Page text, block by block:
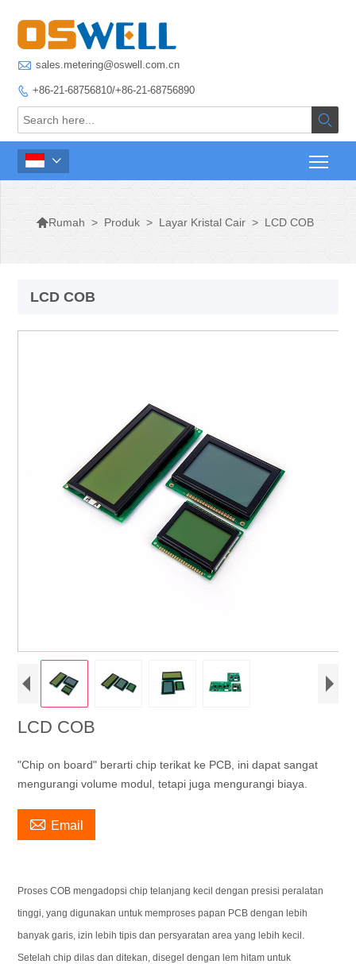
 sales.metering@oswell.com.cn
 +86-21-68756810/+86-21-68756890


Rumah > Produk > Layar Kristal Cair > LCD COB
LCD COB
LCD COB
"Chip on board" berarti chip terikat ke PCB, ini dapat sangat
mengurangi volume modul, tetapi juga mengurangi biaya.
 Email
Proses COB mengadopsi chip telanjang kecil dengan presisi peralatan
tinggi, yang digunakan untuk memproses papan PCB dengan lebih
banyak garis, izin lebih tipis dan persyaratan area yang lebih kecil.
Setelah chip dilas dan ditekan, disegel dengan lem hitam untuk